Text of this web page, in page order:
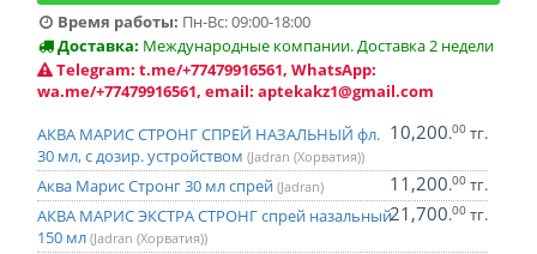
Время работы: Пн-Вс: 09:00-18:00
Доставка: Международные компании. Доставка 2 недели
Telegram: t.me/+77479916561, WhatsApp:
wa.me/+77479916561, email: aptekakz1@gmail.com
АКВА МАРИС СТРОНГ СПРЕЙ НАЗАЛЬНЫЙ фл.
30 мл, с дозир. устройством (Jadran (Хорватия))
10,200.00 тг.
Аква Марис Стронг 30 мл спрей (Jadran) 11,200.00 тг.
АКВА МАРИС ЭКСТРА СТРОНГ спрей назальный
150 мл (Jadran (Хорватия))
21,700.00 тг.